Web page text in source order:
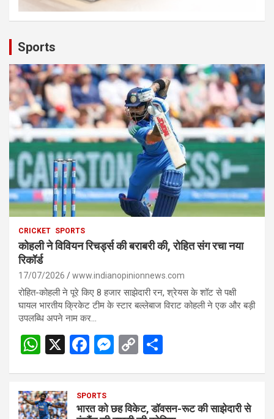
Sports
CRICKET SPORTS
कोहली ने विवियन रिचर्ड्स की बराबरी की, रोहित संग रचा नया
रिकॉर्ड
17/07/2026 www.indianopinionnews.com
रोहित-कोहली ने पूरे किए 8 हजार साझेदारी रन, श्रेयस के शॉट से पक्षी
घायल भारतीय क्रिकेट टीम के स्टार बल्लेबाज विराट कोहली ने एक और बड़ी
उपलब्धि अपने नाम कर…
W
s
X
F
b
M
n
C
Li e
SPORTS
भारत को छह विकेट, डॉवसन-रूट की साझेदारी से